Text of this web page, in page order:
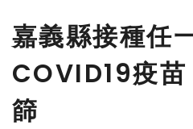
嘉義縣接種任
COVID19疫
篩